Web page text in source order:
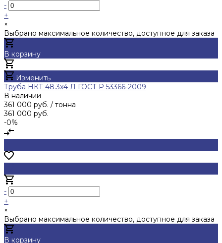
-
+
×
Выбрано максимальное количество, доступное для заказа
В корзину
Изменить
Труба НКТ 48.3х4 Л ГОСТ Р 53366-2009
В наличии
361 000 руб. / тонна
361 000 руб.
-0%
-
+
×
Выбрано максимальное количество, доступное для заказа
В корзину